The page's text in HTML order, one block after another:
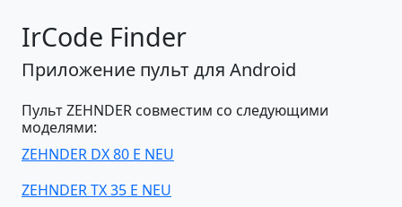
IrCode Finder
Приложение пульт для Android
Пульт ZEHNDER совместим со следующими
моделями:
ZEHNDER DX 80 E NEU
ZEHNDER TX 35 E NEU